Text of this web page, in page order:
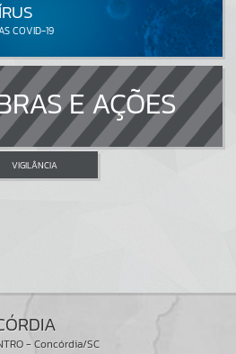
E AÇÕES
VIGILÂNCIA
- Concórdia/SC